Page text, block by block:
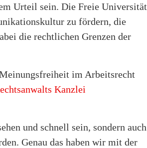
Urteil sein. Die Freie Universität
zu fördern, die
die rechtlichen Grenzen der
im Arbeitsrecht
Kanzlei
und schnell sein, sondern auch
Genau das haben wir mit der